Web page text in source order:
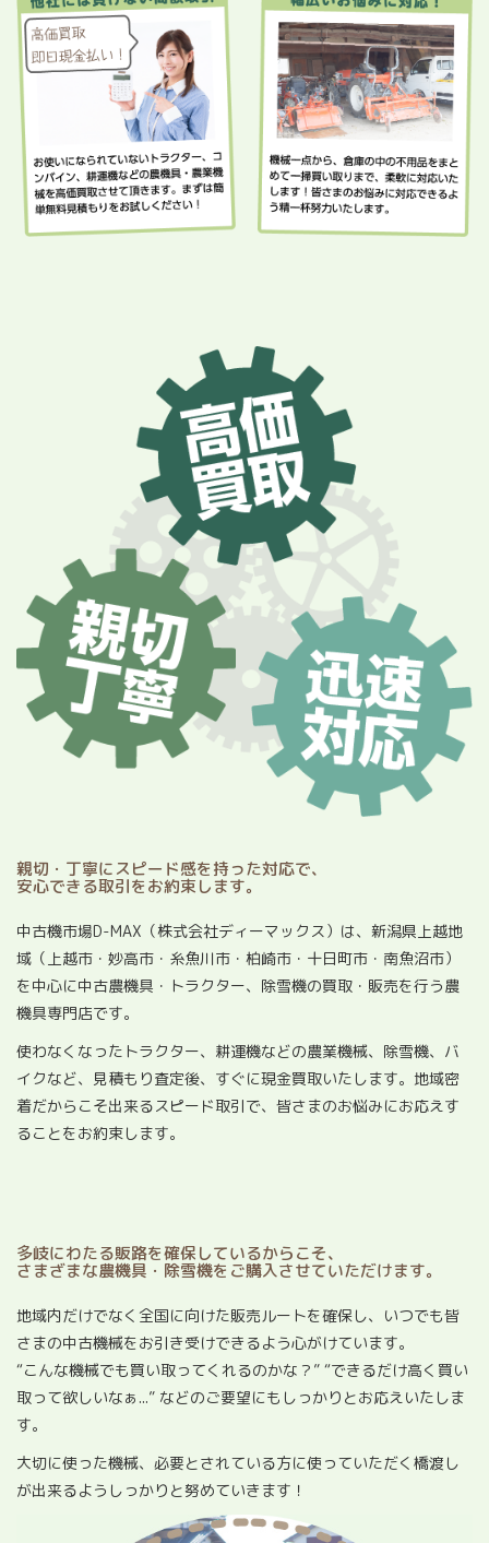
親切・丁寧にスピード感を持った対応で、
安心できる取引をお約束します。
中古機市場D-MAX（株式会社ディーマックス）は、新潟県上越地
域（上越市・妙高市・糸魚川市・柏崎市・十日町市・南魚沼市）
を中心に中古農機具・トラクター、除雪機の買取・販売を行う農
機具専門店です。
使わなくなったトラクター、耕運機などの農業機械、除雪機、バ
イクなど、見積もり査定後、すぐに現金買取いたします。地域密
着だからこそ出来るスピード取引で、皆さまのお悩みにお応えす
ることをお約束します。
多岐にわたる販路を確保しているからこそ、
さまざまな農機具・除雪機をご購入させていただけます。
地域内だけでなく全国に向けた販売ルートを確保し、いつでも皆
さまの中古機械をお引き受けできるよう心がけています。
“こんな機械でも買い取ってくれるのかな？” “できるだけ高く買い
取って欲しいなぁ...” などのご要望にもしっかりとお応えいたしま
す。
大切に使った機械、必要とされている方に使っていただく橋渡し
が出来るようしっかりと努めていきます！